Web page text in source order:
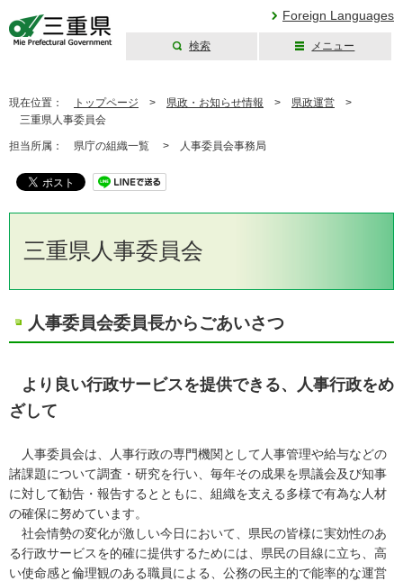
Foreign Languages
検索 メニュー
現在位置： トップページ > 県政・お知らせ情報 > 県政運営 >
三重県人事委員会
担当所属： 県庁の組織一覧 > 人事委員会事務局
三重県人事委員会
人事委員会委員長からごあいさつ
より良い行政サービスを提供できる、人事行政をめ
ざして
人事委員会は、人事行政の専門機関として人事管理や給与などの
諸課題について調査・研究を行い、毎年その成果を県議会及び知事
に対して勧告・報告するとともに、組織を支える多様で有為な人材
の確保に努めています。
社会情勢の変化が激しい今日において、県民の皆様に実効性のあ
る行政サービスを的確に提供するためには、県民の目線に立ち、高
い使命感と倫理観のある職員による、公務の民主的で能率的な運営